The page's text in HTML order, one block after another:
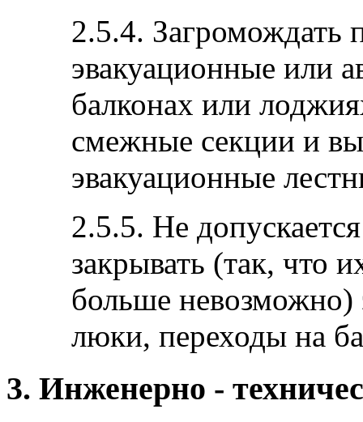
2.5.4. Загромождать
эвакуационные или
балконах или
смежные секции и
эвакуационные
2.5.5. Не
закрывать (так, что
больше невозможно)
люки, переходы на
3. Инженерно -